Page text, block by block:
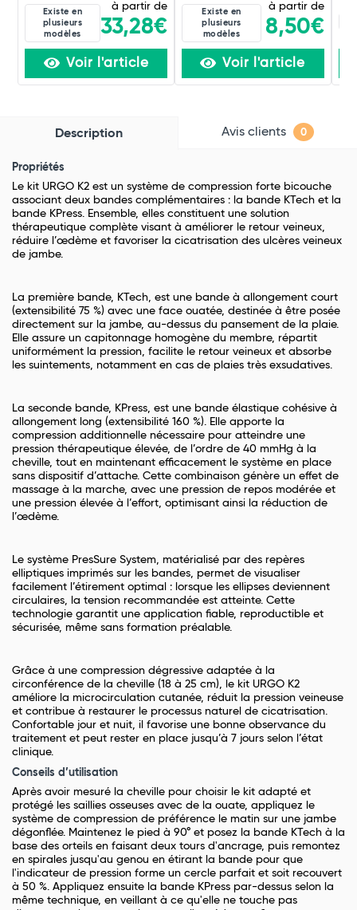
Existe en
plusieurs
modèles
à partir de
33,28€
Voir l'article
Existe en
plusieurs
modèles
à partir de
8,50€
Voir l'article
Description Avis clients 0
Propriétés
Le kit URGO K2 est un système de compression forte bicouche
associant deux bandes complémentaires : la bande KTech et la
bande KPress. Ensemble, elles constituent une solution
thérapeutique complète visant à améliorer le retour veineux,
réduire l’œdème et favoriser la cicatrisation des ulcères veineux
de jambe.
La première bande, KTech, est une bande à allongement court
(extensibilité 75 %) avec une face ouatée, destinée à être posée
directement sur la jambe, au-dessus du pansement de la plaie.
Elle assure un capitonnage homogène du membre, répartit
uniformément la pression, facilite le retour veineux et absorbe
les suintements, notamment en cas de plaies très exsudatives.
La seconde bande, KPress, est une bande élastique cohésive à
allongement long (extensibilité 160 %). Elle apporte la
compression additionnelle nécessaire pour atteindre une
pression thérapeutique élevée, de l’ordre de 40 mmHg à la
cheville, tout en maintenant efficacement le système en place
sans dispositif d’attache. Cette combinaison génère un effet de
massage à la marche, avec une pression de repos modérée et
une pression élevée à l’effort, optimisant ainsi la réduction de
l’œdème.
Le système PresSure System, matérialisé par des repères
elliptiques imprimés sur les bandes, permet de visualiser
facilement l’étirement optimal : lorsque les ellipses deviennent
circulaires, la tension recommandée est atteinte. Cette
technologie garantit une application fiable, reproductible et
sécurisée, même sans formation préalable.
Grâce à une compression dégressive adaptée à la
circonférence de la cheville (18 à 25 cm), le kit URGO K2
améliore la microcirculation cutanée, réduit la pression veineuse
et contribue à restaurer le processus naturel de cicatrisation.
Confortable jour et nuit, il favorise une bonne observance du
traitement et peut rester en place jusqu’à 7 jours selon l’état
clinique.
Conseils d’utilisation
Après avoir mesuré la cheville pour choisir le kit adapté et
protégé les saillies osseuses avec de la ouate, appliquez le
système de compression de préférence le matin sur une jambe
dégonflée. Maintenez le pied à 90° et posez la bande KTech à la
base des orteils en faisant deux tours d'ancrage, puis remontez
en spirales jusqu'au genou en étirant la bande pour que
l'indicateur de pression forme un cercle parfait et soit recouvert
à 50 %. Appliquez ensuite la bande KPress par-dessus selon la
même technique, en veillant à ce qu'elle ne touche pas